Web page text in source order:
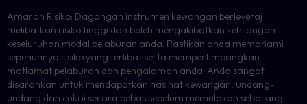
Amaran Risiko: Dagangan instrumen kewangan berleveraj
melibatkan risiko tinggi dan boleh mengakibatkan kehilangan
keseluruhan modal pelaburan anda. Pastikan anda memahami
sepenuhnya risiko yang terlibat serta mempertimbangkan
matlamat pelaburan dan pengalaman anda. Anda sangat
disarankan untuk mendapatkan nasihat kewangan, undang-
undang dan cukai secara bebas sebelum memulakan sebarang